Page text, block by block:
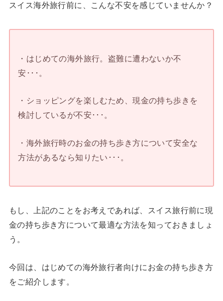
スイス海外旅行前に、こんな不安を感じていませんか？
・はじめての海外旅行。盗難に遭わないか不
安･･･。
・ショッピングを楽しむため、現金の持ち歩きを
検討しているが不安･･･。
・海外旅行時のお金の持ち歩き方について安全な
方法があるなら知りたい･･･。
もし、上記のことをお考えであれば、スイス旅行前に現
金の持ち歩き方について最適な方法を知っておきましょ
う。
今回は、はじめての海外旅行者向けにお金の持ち歩き方
をご紹介します。